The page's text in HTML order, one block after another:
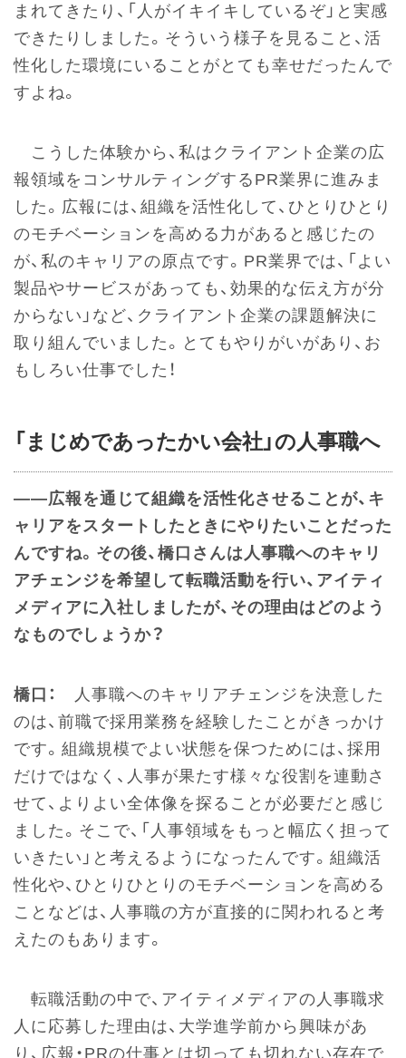
まれてきたり、「人がイキイキしているぞ」と実感
できたりしました。そういう様子を見ること、活
性化した環境にいることがとても幸せだったんで
すよね。
こうした体験から、私はクライアント企業の広
報領域をコンサルティングするPR業界に進みま
した。広報には、組織を活性化して、ひとりひとり
のモチベーションを高める力があると感じたの
が、私のキャリアの原点です。PR業界では、「よい
製品やサービスがあっても、効果的な伝え方が分
からない」など、クライアント企業の課題解決に
取り組んでいました。とてもやりがいがあり、お
もしろい仕事でした！
「まじめであったかい会社」の人事職へ
――広報を通じて組織を活性化させることが、キ
ャリアをスタートしたときにやりたいことだった
んですね。その後、橋口さんは人事職へのキャリ
アチェンジを希望して転職活動を行い、アイティ
メディアに入社しましたが、その理由はどのよう
なものでしょうか？
橋口：
人事職へのキャリアチェンジを決意した
のは、前職で採用業務を経験したことがきっかけ
です。組織規模でよい状態を保つためには、採用
だけではなく、人事が果たす様々な役割を連動さ
せて、よりよい全体像を探ることが必要だと感じ
ました。そこで、「人事領域をもっと幅広く担って
いきたい」と考えるようになったんです。組織活
性化や、ひとりひとりのモチベーションを高める
ことなどは、人事職の方が直接的に関われると考
えたのもあります。
転職活動の中で、アイティメディアの人事職求
人に応募した理由は、大学進学前から興味があ
り、広報・PRの仕事とは切っても切れない存在で